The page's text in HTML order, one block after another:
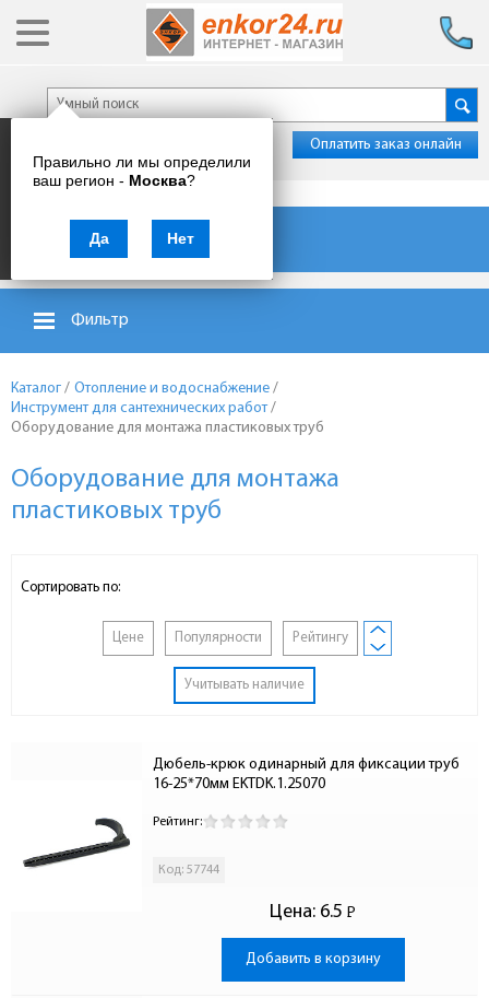
Правильно ли мы определили
ваш регион - Москва?
Да Нет
Оплатить заказ онлайн
Каталог товаров
Фильтр
Каталог / Отопление и водоснабжение /
Инструмент для сантехнических работ/
Оборудование для монтажа пластиковых труб
Оборудование для монтажа
пластиковых труб
Сортировать по:
Цене Популярности Рейтингу
Учитывать наличие
Дюбель-крюк одинарный для фиксации труб
16-25*70мм EKTDK.1.25070
Рейтинг:
Код: 57744
Цена: 6.5 Р
-
Добавить в корзину